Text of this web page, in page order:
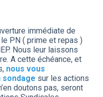
immédiate de
PN ( prime et repas )
Nous leur laissons
A cette échéance, et
nous vous
sondage sur les actions
doutons pas, seront